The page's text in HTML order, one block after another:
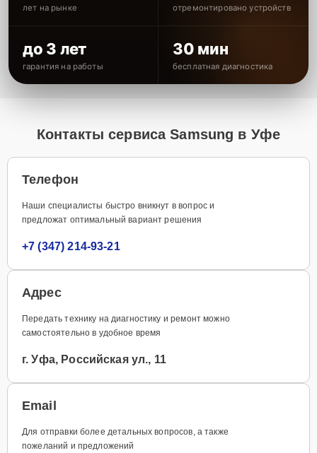
лет на рынке отремонтировано устройств
до 3 лет
гарантия на работы
30 мин
бесплатная диагностика
Контакты сервиса Samsung в Уфе
Телефон
Наши специалисты быстро вникнут в вопрос и
предложат оптимальный вариант решения
+7 (347) 214-93-21
Адрес
Передать технику на диагностику и ремонт можно
самостоятельно в удобное время
г. Уфа, Российская ул., 11
Email
Для отправки более детальных вопросов, а также
пожеланий и предложений